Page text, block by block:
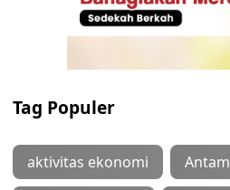
Tag Populer
aktivitas ekonomi Antam